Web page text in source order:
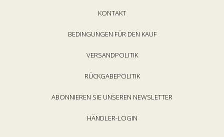
KONTAKT
BEDINGUNGEN FÜR DEN KAUF
VERSANDPOLITIK
RÜCKGABEPOLITIK
ABONNIEREN SIE UNSEREN NEWSLETTER
HÄNDLER-LOGIN